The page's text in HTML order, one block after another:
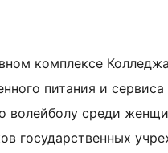
комплексе Колледжа
питания и
волейболу среди
государственных